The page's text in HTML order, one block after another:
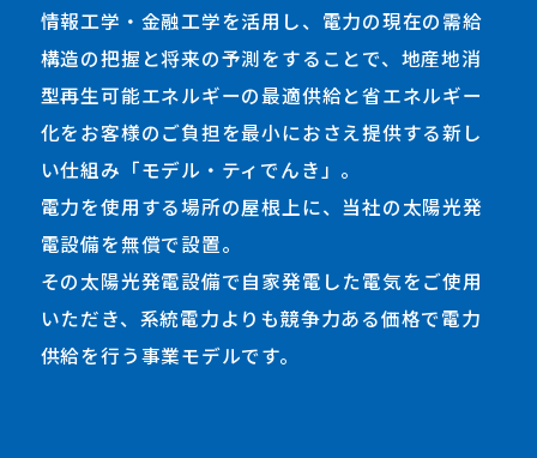
情報工学・金融工学を活用し、電力の現在の需給
構造の把握と将来の予測をすることで、地産地消
型再生可能エネルギーの最適供給と省エネルギー
化をお客様のご負担を最小におさえ提供する新し
い仕組み「モデル・ティでんき」。
電力を使用する場所の屋根上に、当社の太陽光発
電設備を無償で設置。
その太陽光発電設備で自家発電した電気をご使用
いただき、系統電力よりも競争力ある価格で電力
供給を行う事業モデルです。